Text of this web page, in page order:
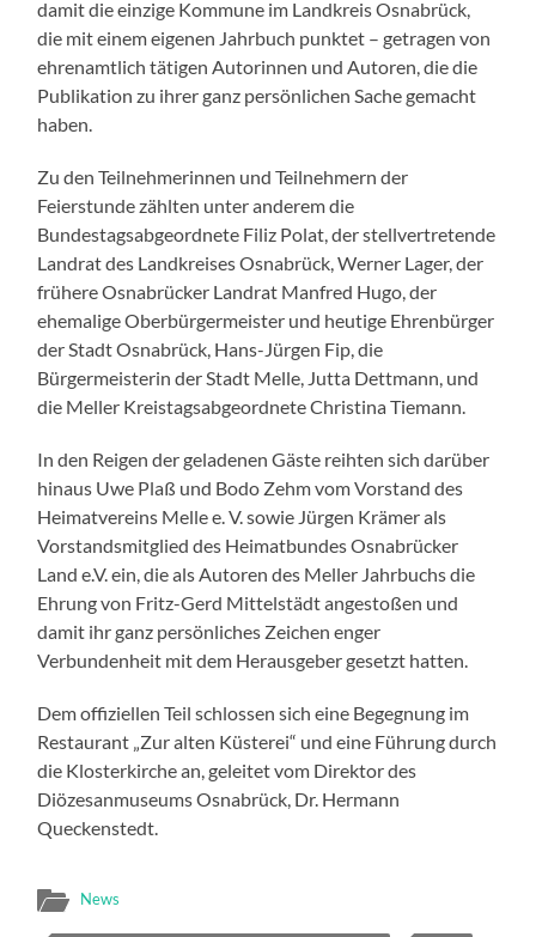
damit die einzige Kommune im Landkreis Osnabrück,
die mit einem eigenen Jahrbuch punktet – getragen von
ehrenamtlich tätigen Autorinnen und Autoren, die die
Publikation zu ihrer ganz persönlichen Sache gemacht
haben.
Zu den Teilnehmerinnen und Teilnehmern der
Feierstunde zählten unter anderem die
Bundestagsabgeordnete Filiz Polat, der stellvertretende
Landrat des Landkreises Osnabrück, Werner Lager, der
frühere Osnabrücker Landrat Manfred Hugo, der
ehemalige Oberbürgermeister und heutige Ehrenbürger
der Stadt Osnabrück, Hans-Jürgen Fip, die
Bürgermeisterin der Stadt Melle, Jutta Dettmann, und
die Meller Kreistagsabgeordnete Christina Tiemann.
In den Reigen der geladenen Gäste reihten sich darüber
hinaus Uwe Plaß und Bodo Zehm vom Vorstand des
Heimatvereins Melle e. V. sowie Jürgen Krämer als
Vorstandsmitglied des Heimatbundes Osnabrücker
Land e.V. ein, die als Autoren des Meller Jahrbuchs die
Ehrung von Fritz-Gerd Mittelstädt angestoßen und
damit ihr ganz persönliches Zeichen enger
Verbundenheit mit dem Herausgeber gesetzt hatten.
Dem offiziellen Teil schlossen sich eine Begegnung im
Restaurant „Zur alten Küsterei“ und eine Führung durch
die Klosterkirche an, geleitet vom Direktor des
Diözesanmuseums Osnabrück, Dr. Hermann
Queckenstedt.
News